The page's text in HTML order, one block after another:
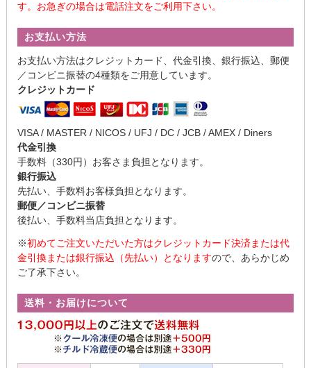
す。お急ぎの場合は電話注文をご利用下さい。
お支払い方法
お支払い方法はクレジットカード、代金引換、銀行振込、郵便
／コンビニ振替の4種類をご用意しています。
クレジットカード
VISA / MASTER / NICOS / UFJ / DC / JCB / AMEX / Diners
代金引換
手数料（330円）お客さま負担となります。
銀行振込
先払い、手数料お客様負担となります。
郵便／コンビニ振替
後払い、手数料当店負担となります。
※初めてご注文いただいた方はクレジットカード決済または代
金引換または銀行振込（先払い）となりますので、あらかじめ
ご了承下さい。
送料・お届けについて